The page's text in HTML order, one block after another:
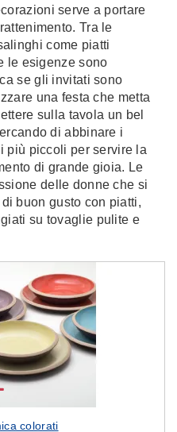
serve a portare
Tra le
come piatti
le esigenze sono
se gli invitati sono
una festa che metta
sulla tavola un bel
di abbinare i
più piccoli per servire la
di grande gioia. Le
delle donne che si
buon gusto con piatti,
su tovaglie pulite e
colorati